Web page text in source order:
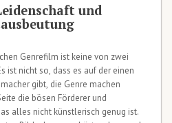
und
Genrefilm ist keine von zwei
ist nicht so, dass es auf der einen
gibt, die Genre machen
die bösen Förderer und
alles nicht künstlerisch genug ist.